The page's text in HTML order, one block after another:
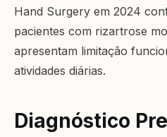
Hand Surgery em 2024
pacientes com rizartrose
apresentam limitação
atividades diárias.
Diagnóstico